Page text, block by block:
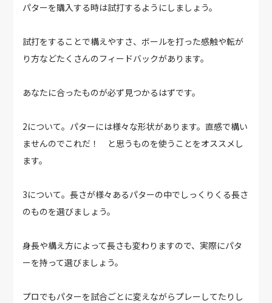
パターを購入する時は試打するようにしましょう。
試打をすることで構えやすさ、ボールを打った感触や転が
り方などたくさんのフィードバックがあります。
あなたに合ったものが必ず見つかるはずです。
2について。パターには様々な形状があります。直感で構い
ませんのでこれだ！ と思うものを使うことをオススメし
ます。
3について。長さが様々あるパターの中でしっくりくる長さ
のものを選びましょう。
身長や構え方によって長さも変わりますので、実際にパタ
ーを持って選びましょう。
プロでもパターを試合ごとに変えながらプレーしてたりし